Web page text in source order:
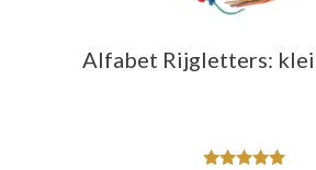
Alfabet Rijgletters: